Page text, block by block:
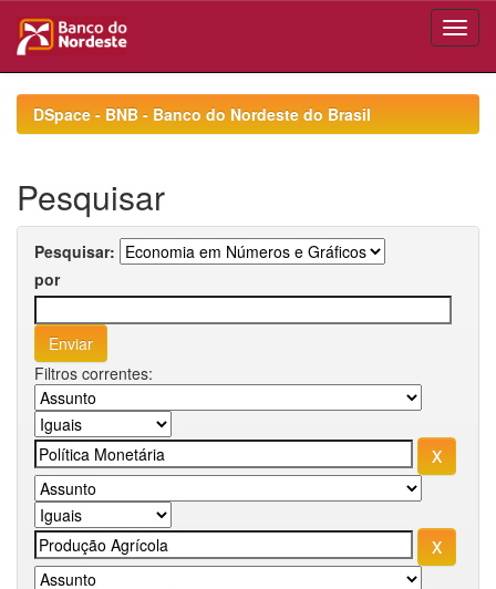
navigationDSpace - BNB - Banco do Nordeste do Brasil
Pesquisar
Pesquisar:
por
Filtros correntes: